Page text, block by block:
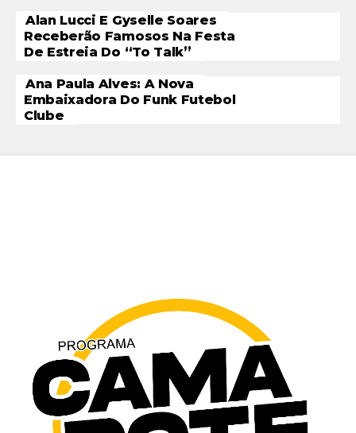
Alan Lucci E Gyselle Soares
Receberão Famosos Na Festa
De Estreia Do “To Talk”
Ana Paula Alves: A Nova
Embaixadora Do Funk Futebol
Clube